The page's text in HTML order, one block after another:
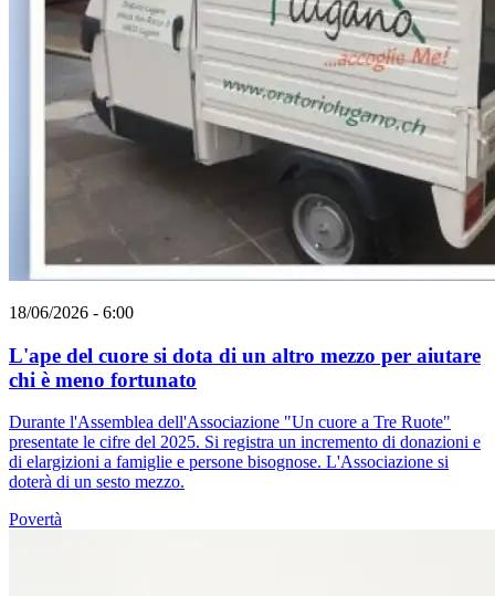
18/06/2026 - 6:00
L'ape del cuore si dota di un altro mezzo per aiutare
chi è meno fortunato
Durante l'Assemblea dell'Associazione "Un cuore a Tre Ruote"
presentate le cifre del 2025. Si registra un incremento di donazioni e
di elargizioni a famiglie e persone bisognose. L'Associazione si
doterà di un sesto mezzo.
Povertà